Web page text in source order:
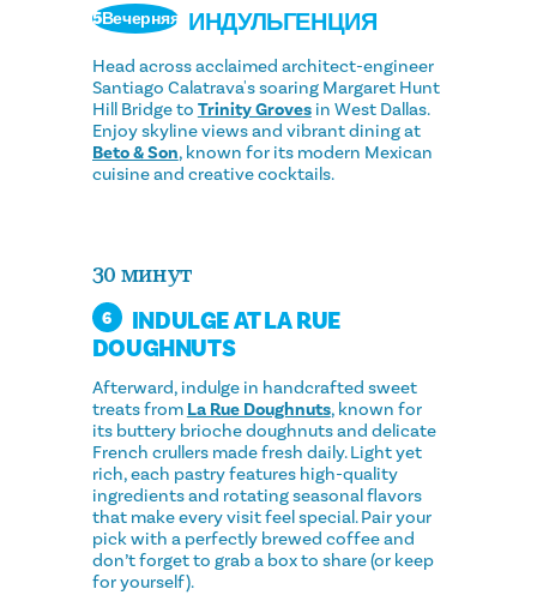
5Вечерняя ИНДУЛЬГЕНЦИЯ
Head across acclaimed architect-engineer
Santiago Calatrava's soaring Margaret Hunt
Hill Bridge to Trinity Grovesin West Dallas.
Enjoy skyline views and vibrant dining at
Beto & Son, known for its modern Mexican
cuisine and creative cocktails.
30 минут
6
INDULGE AT LA RUE
DOUGHNUTS
Afterward, indulge in handcrafted sweet
treats from La Rue Doughnuts, known for
its buttery brioche doughnuts and delicate
French crullers made fresh daily. Light yet
rich, each pastry features high-quality
ingredients and rotating seasonal flavors
that make every visit feel special. Pair your
pick with a perfectly brewed coffee and
don’t forget to grab a box to share (or keep
for yourself).